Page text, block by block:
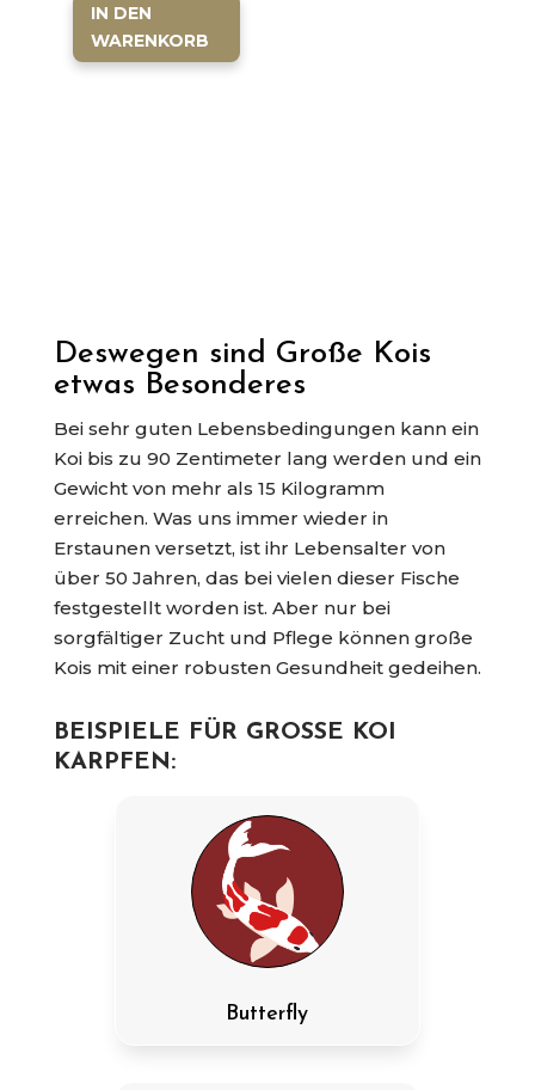
IN DEN
WARENKORB
Deswegen sind Große Kois
etwas Besonderes
Bei sehr guten Lebensbedingungen kann ein
Koi bis zu 90 Zentimeter lang werden und ein
Gewicht von mehr als 15 Kilogramm
erreichen. Was uns immer wieder in
Erstaunen versetzt, ist ihr Lebensalter von
über 50 Jahren, das bei vielen dieser Fische
festgestellt worden ist. Aber nur bei
sorgfältiger Zucht und Pflege können große
Kois mit einer robusten Gesundheit gedeihen.
BEISPIELE FÜR GROSSE KOI K
ARPFEN:
Butterfly